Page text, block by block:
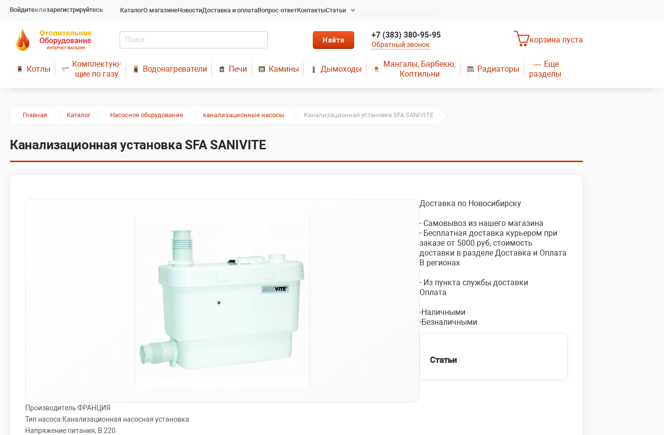
Войдитеилизарегистрируйтесь КаталогО магазинеНовостиДоставка и оплатаВопрос-ответКонтактыСтатьи
Радиаторы отопления в
Новосибирске
Твердотопливные котлы
длительного горения
Металопластик
+7 (383) 380-95-95
Обратный звонок
корзина пуста
Котлы
Комплектую-
щие по газу
Водонагреватели Печи Камины Дымоходы
Мангалы, Барбекю,
Коптильни
Радиаторы
Еще
разделы
Главная Каталог Насосное оборудование канализационные насосы Канализационная установка SFA SANIVITE
Канализационная установка SFA SANIVITE
Производитель:ФРАНЦИЯ
Тип насоса:Канализационная насосная установка
Напряжение питания, В:220
Доставка по Новосибирску
- Самовывоз из нашего магазина
- Бесплатная доставка курьером при
заказе от 5000 руб, стоимость
доставки в разделе Доставка и Оплата
В регионах
- Из пункта службы доставки
Оплата
-Наличными
-Безналичными
Статьи